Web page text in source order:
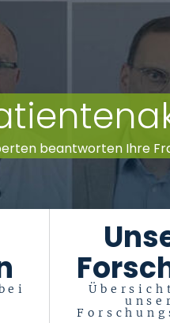
beantworten Ihre